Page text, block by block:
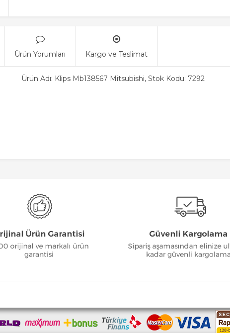
Ürün Yorumları Kargo ve Teslimat
Ürün Adı: Klips Mb138567 Mitsubishi, Stok Kodu: 7292